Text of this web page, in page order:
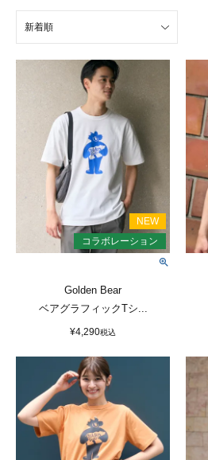
新着順
Golden Bear
ベアグラフィックTシ...
¥4,290税込